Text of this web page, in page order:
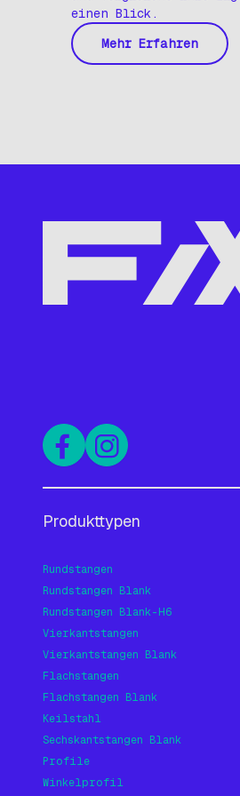
einen Blick.
Mehr Erfahren
Produkttypen
Rundstangen
Rundstangen Blank
Rundstangen Blank-H6
Vierkantstangen
Vierkantstangen Blank
Flachstangen
Flachstangen Blank
Keilstahl
Sechskantstangen Blank
Profile
Winkelprofil